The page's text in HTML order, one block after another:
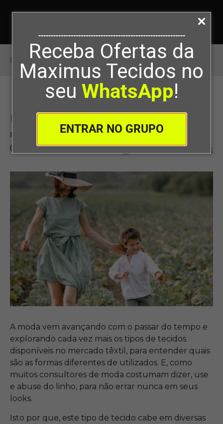
-----------------------------------------------------------
Receba Ofertas da
Maximus Tecidos no
seu WhatsApp!
ENTRAR NO GRUPO
Início>Use E Abuse Do Linho
Use E Abuse Do Linho
Por Maximus Tecidos
276
A moda vem avançando com o passar do tempo e
explorando cada vez mais os tipos de tecidos
disponíveis no mercado têxtil, para entender quais
são as formas diferentes de utilizados. E, como
muitos consultores de moda costumam dizer, use
e abuse do linho, para não errar nunca em seus
looks.
Isto por que, este tipo de tecido cabe em diversas